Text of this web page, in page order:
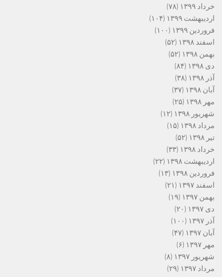
خرداد ۱۳۹۹
(۷۸)
اردیبهشت ۱۳۹۹
(۱۰۴)
فروردین ۱۳۹۹
(۱۰۰)
اسفند ۱۳۹۸
(۵۲)
بهمن ۱۳۹۸
(۵۲)
دی ۱۳۹۸
(۸۴)
آذر ۱۳۹۸
(۳۸)
آبان ۱۳۹۸
(۳۷)
مهر ۱۳۹۸
(۲۵)
شهریور ۱۳۹۸
(۱۲)
مرداد ۱۳۹۸
(۱۵)
تیر ۱۳۹۸
(۵۲)
خرداد ۱۳۹۸
(۳۳)
اردیبهشت ۱۳۹۸
(۲۲)
فروردین ۱۳۹۸
(۱۳)
اسفند ۱۳۹۷
(۲۱)
بهمن ۱۳۹۷
(۱۹)
دی ۱۳۹۷
(۲۰)
آذر ۱۳۹۷
(۱۰۰)
آبان ۱۳۹۷
(۴۷)
مهر ۱۳۹۷
(۶)
شهریور ۱۳۹۷
(۸)
مرداد ۱۳۹۷
(۲۹)